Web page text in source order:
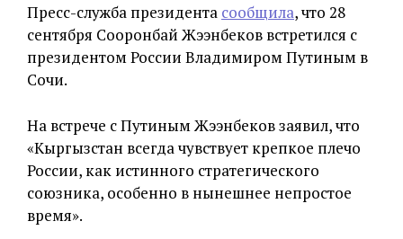
Пресс-служба президента сообщила, что 28
сентября Сооронбай Жээнбеков встретился с
президентом России Владимиром Путиным в
Сочи.
На встрече с Путиным Жээнбеков заявил, что
«Кыргызстан всегда чувствует крепкое плечо
России, как истинного стратегического
союзника, особенно в нынешнее непростое
время».